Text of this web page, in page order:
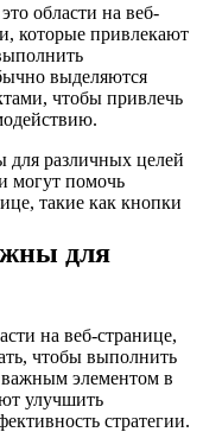
области на веб-
которые привлекают
выделяются
чтобы привлечь
для различных целей
могут помочь
такие как кнопки
для
на веб-странице,
чтобы выполнить
элементом в
улучшить
стратегии.